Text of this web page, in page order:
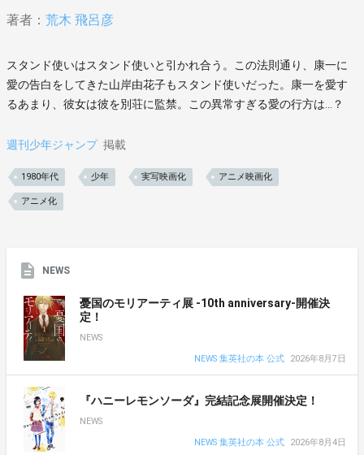
著者： 荒木 飛呂彦
スタンド使いはスタンド使いと引かれ合う。この法則通り、康一に
愛の告白をしてきた山岸由花子もスタンド使いだった。康一を愛す
るあまり、彼女は彼を別荘に監禁。この異常すぎる愛の行方は…？
週刊少年ジャンプ 掲載
1980年代 少年 実写映画化 アニメ映画化
アニメ化
NEWS
憂国のモリアーティ展 -10th anniversary-開催決
定！
NEWS
NEWS 集英社の本 公式
2026年8月7日
『ハニーレモンソーダ』完結記念展開催決定！
NEWS
NEWS 集英社の本 公式
2026年8月4日